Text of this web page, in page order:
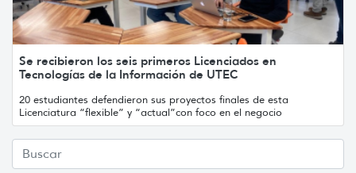
Se recibieron los seis primeros Licenciados en
Tecnologías de la Información de UTEC
20 estudiantes defendieron sus proyectos finales de esta
Licenciatura “flexible” y “actual”con foco en el negocio